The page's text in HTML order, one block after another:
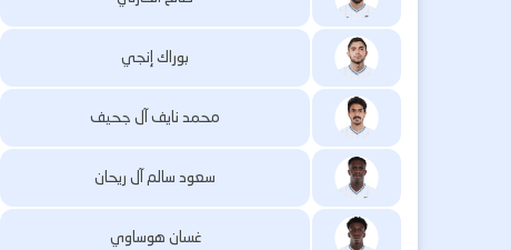
بوراك إنجي
محمد نايف آل جحيف
سعود سالم آل ريحان
غسان هوساوي